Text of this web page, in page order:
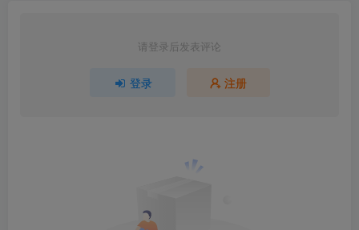
请登录后发表评论
登录 注册